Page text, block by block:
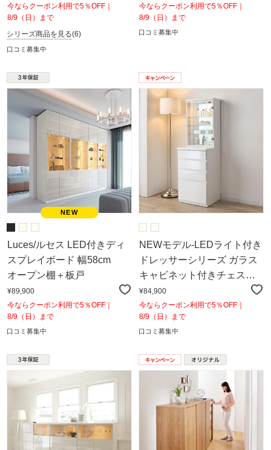
91cm～110cm
今ならクーポン利用で5％OFF｜
8/9（日）まで
シリーズ商品を見る(6)
口コミ募集中
今ならクーポン利用で5％OFF｜
8/9（日）まで
口コミ募集中
Luces/ルセス LED付きディ
スプレイボード 幅58cm
オープン棚＋板戸
¥89,900
今ならクーポン利用で5％OFF｜
8/9（日）まで
口コミ募集中
NEWモデル‐LEDライト付き
ドレッサーシリーズ ガラス
キャビネット付きチェスト
幅45cm
¥84,900
今ならクーポン利用で5％OFF｜
8/9（日）まで
口コミ募集中